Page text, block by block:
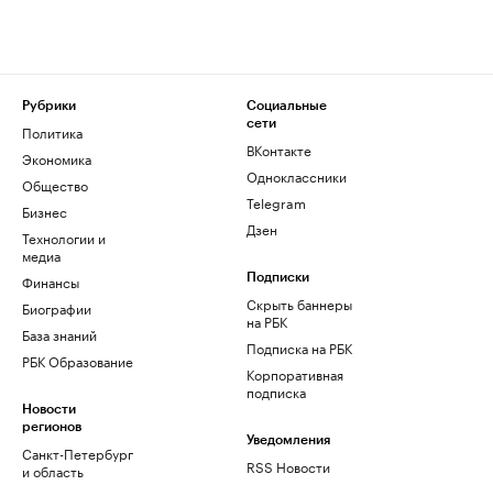
Рубрики
Политика
Экономика
Общество
Бизнес
Технологии и
медиа
Финансы
Биографии
База знаний
РБК Образование
Новости
регионов
Санкт-Петербург
и область
Социальные
сети
ВКонтакте
Одноклассники
Telegram
Дзен
Подписки
Скрыть баннеры
на РБК
Подписка на РБК
Корпоративная
подписка
Уведомления
RSS Новости